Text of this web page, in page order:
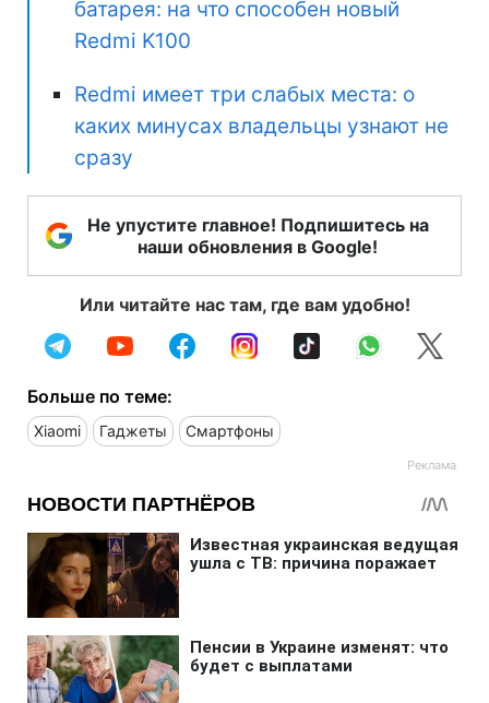
батарея: на что способен новый
Redmi K100
Redmi имеет три слабых места: о
каких минусах владельцы узнают не
сразу
Не упустите главное! Подпишитесь на
наши обновления в Google!
Или читайте нас там, где вам удобно!
Больше по теме:
Xiaomi Гаджеты Смартфоны